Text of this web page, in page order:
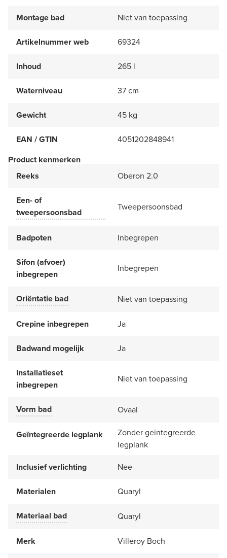
Montage bad Niet van toepassing
Artikelnummer web 69324
Inhoud 265 l
Waterniveau 37 cm
Gewicht 45 kg
EAN / GTIN
4051202848941
Product kenmerken
Reeks
Oberon 2.0
Een- of
tweepersoonsbad
Tweepersoonsbad
Badpoten Inbegrepen
Sifon (afvoer)
inbegrepen
Inbegrepen
Oriëntatie bad Niet van toepassing
Crepine inbegrepen Ja
Badwand mogelijk Ja
Installatieset
inbegrepen
Niet van toepassing
Vorm bad Ovaal
Geïntegreerde legplank
Zonder geïntegreerde
legplank
Inclusief verlichting
Nee
Materialen Quaryl
Materiaal bad Quaryl
Merk Villeroy Boch